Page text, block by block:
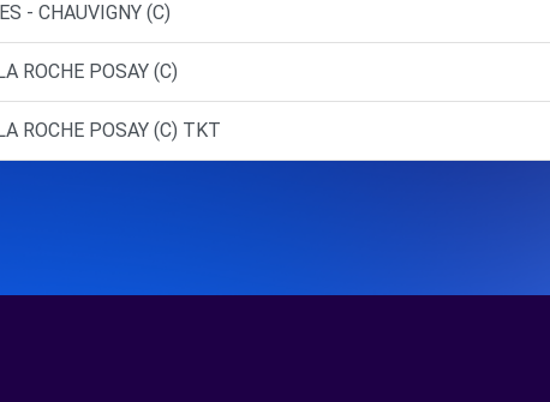
- CHAUVIGNY (C)
ROCHE POSAY (C)
ROCHE POSAY (C) TKT